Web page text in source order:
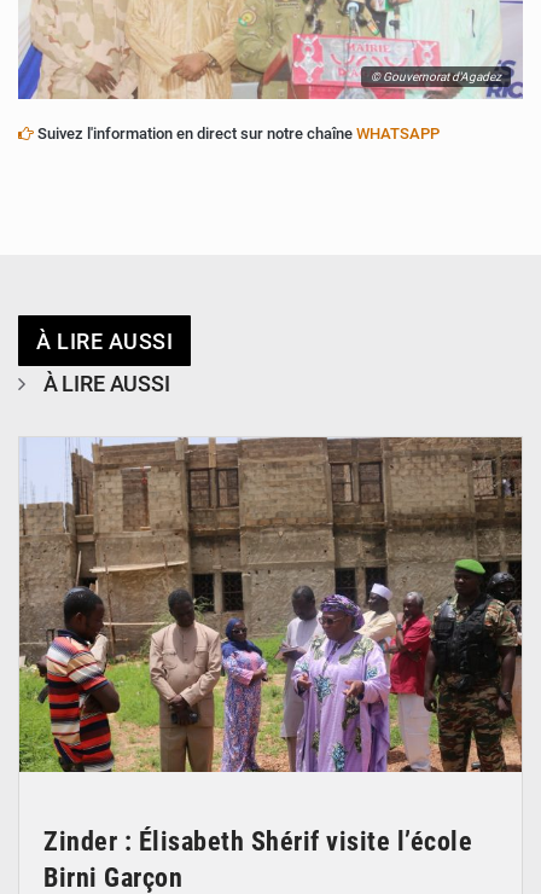
© Gouvernorat d'Agadez
Suivez l'information en direct sur notre chaîne WHATSAPP
À LIRE AUSSI
À LIRE AUSSI
Zinder : Élisabeth Shérif visite l’école
Birni Garçon